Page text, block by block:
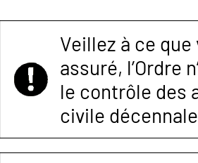
Veillez à ce
assuré, l’Ordre
le contrôle des
civile